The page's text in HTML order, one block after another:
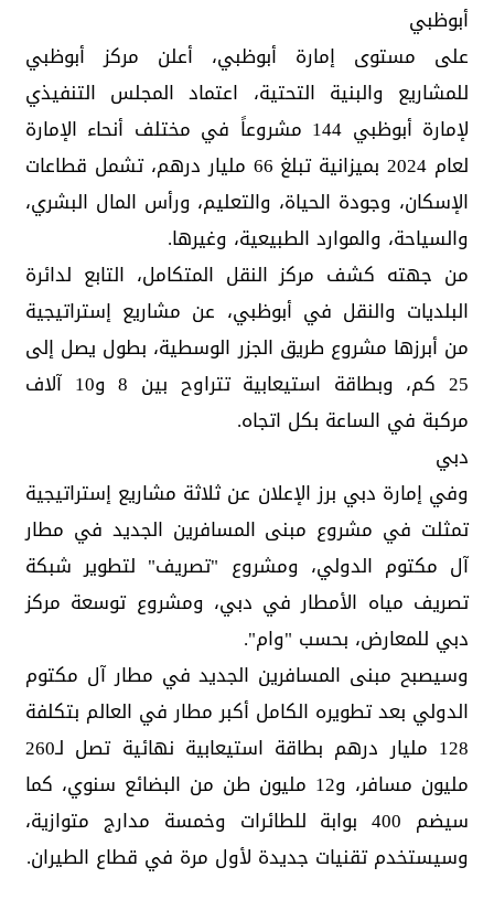
أبوظبي
على مستوى إمارة أبوظبي، أعلن مركز أبوظبي
للمشاريع والبنية التحتية، اعتماد المجلس التنفيذي
لإمارة أبوظبي 144 مشروعاً في مختلف أنحاء الإمارة
لعام 2024 بميزانية تبلغ 66 مليار درهم، تشمل قطاعات
الإسكان، وجودة الحياة، والتعليم، ورأس المال البشري،
والسياحة، والموارد الطبيعية، وغيرها.
من جهته كشف مركز النقل المتكامل، التابع لدائرة
البلديات والنقل في أبوظبي، عن مشاريع إستراتيجية
من أبرزها مشروع طريق الجزر الوسطية، بطول يصل إلى
25 كم، وبطاقة استيعابية تتراوح بين 8 و10 آلاف
مركبة في الساعة بكل اتجاه.
دبي
وفي إمارة دبي برز الإعلان عن ثلاثة مشاريع إستراتيجية
تمثلت في مشروع مبنى المسافرين الجديد في مطار
آل مكتوم الدولي، ومشروع "تصريف" لتطوير شبكة
تصريف مياه الأمطار في دبي، ومشروع توسعة مركز
دبي للمعارض، بحسب "وام".
وسيصبح مبنى المسافرين الجديد في مطار آل مكتوم
الدولي بعد تطويره الكامل أكبر مطار في العالم بتكلفة
128 مليار درهم بطاقة استيعابية نهائية تصل لـ260
مليون مسافر، و12 مليون طن من البضائع سنوي، كما
سيضم 400 بوابة للطائرات وخمسة مدارج متوازية،
وسيستخدم تقنيات جديدة لأول مرة في قطاع الطيران.